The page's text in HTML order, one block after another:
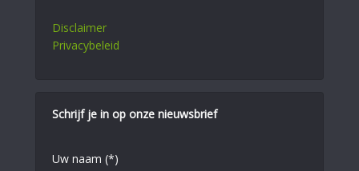
Disclaimer
Privacybeleid
Schrijf je in op onze nieuwsbrief
Uw naam (*)